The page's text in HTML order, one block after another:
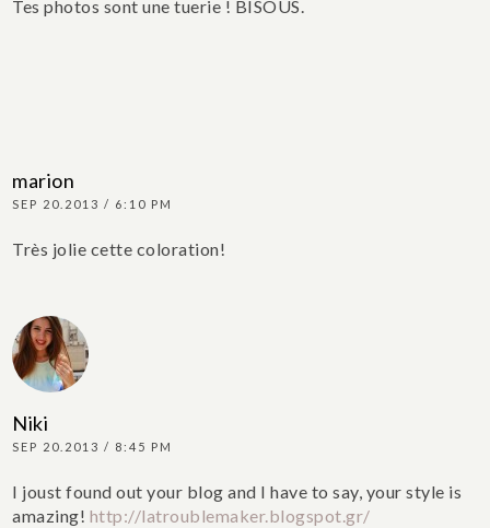
Tes photos sont une tuerie ! BISOUS.
marion
SEP 20.2013 / 6:10 PM
Très jolie cette coloration!
Niki
SEP 20.2013 / 8:45 PM
I joust found out your blog and I have to say, your style is
amazing! http://latroublemaker.blogspot.gr/